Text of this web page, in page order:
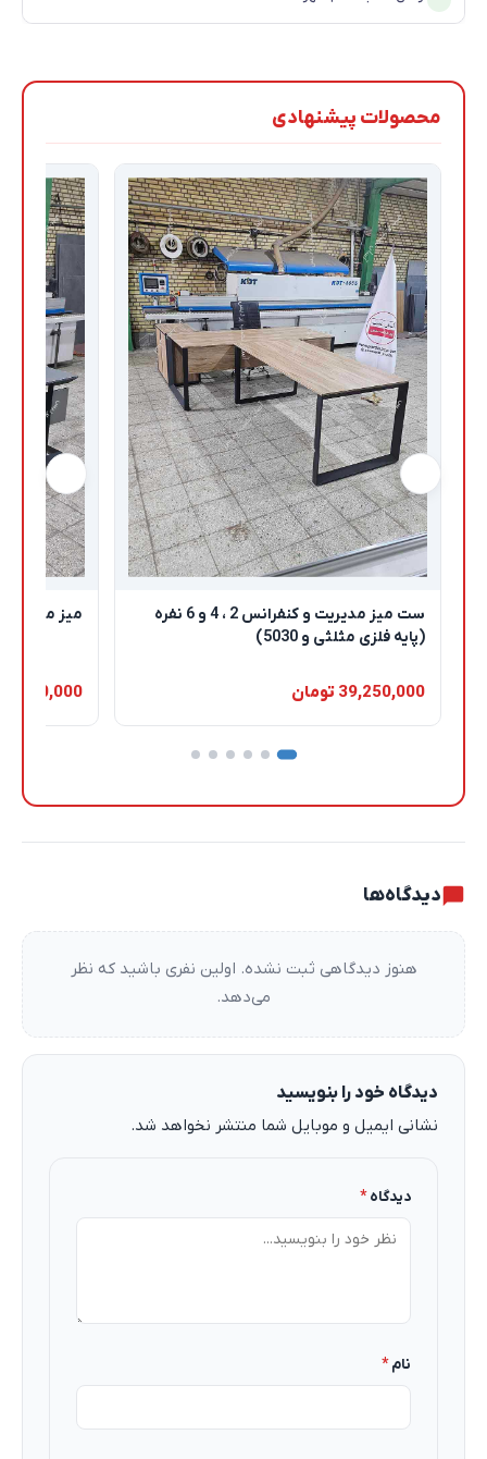
محصولات پیشنهادی
ست میز مدیریت و کنفرانس 2 ، 4 و 6 نفره
(پایه فلزی مثلثی و 5030)
39,250,000 تومان
میز مدیریت
39,200,000
نظرات کاربران
دیدگاه‌ها
هنوز دیدگاهی ثبت نشده. اولین نفری باشید که نظر
می‌دهد.
دیدگاه خود را بنویسید
نشانی ایمیل و موبایل شما منتشر نخواهد شد.
دیدگاه*
نام*